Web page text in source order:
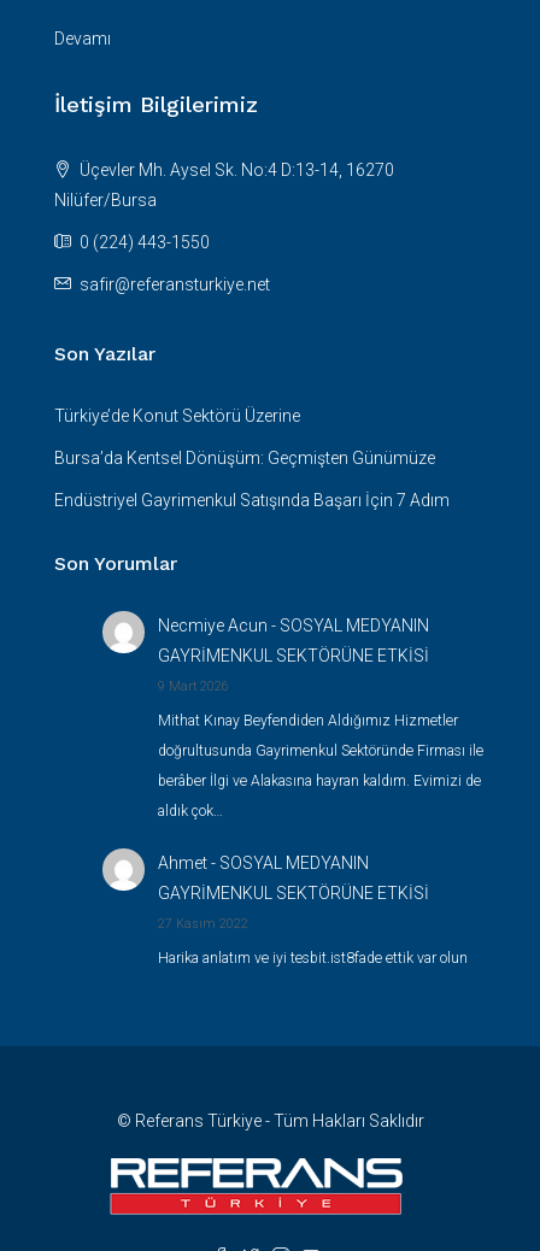
Devamı
İletişim Bilgilerimiz
Üçevler Mh. Aysel Sk. No:4 D:13-14, 16270
Nilüfer/Bursa
0 (224) 443-1550
safir@referansturkiye.net
Son Yazılar
Türkiye’de Konut Sektörü Üzerine
Bursa’da Kentsel Dönüşüm: Geçmişten Günümüze
Endüstriyel Gayrimenkul Satışında Başarı İçin 7 Adım
Son Yorumlar
Necmiye Acun - SOSYAL MEDYANIN
GAYRİMENKUL SEKTÖRÜNE ETKİSİ
9 Mart 2026
Mithat Kınay Beyfendiden Aldığımız Hizmetler
doğrultusunda Gayrimenkul Sektöründe Firması ile
berâber İlgi ve Alakasına hayran kaldım. Evimizi de
aldık çok…
Ahmet- SOSYAL MEDYANIN
GAYRİMENKUL SEKTÖRÜNE ETKİSİ
27 Kasım 2022
Harika anlatım ve iyi tesbit.ist8fade ettik var olun
© Referans Türkiye - Tüm Hakları Saklıdır